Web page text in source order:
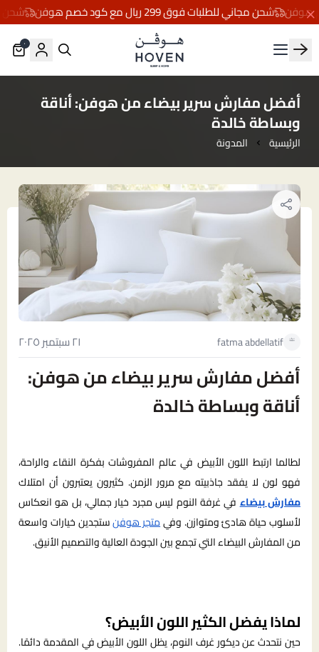
شحن مجاني للطلبات فوق 299 ريال مع كود خصم هوفن شحن مجاني
مفارش هوڤن
٠
أفضل مفارش سرير بيضاء من هوفن: أناقة
وبساطة خالدة
الرئيسية المدونة
fatma abdellatif ٢١ سبتمبر ٢٠٢٥
أفضل مفارش سرير بيضاء من هوفن:
أناقة وبساطة خالدة
لطالما ارتبط اللون الأبيض في عالم المفروشات بفكرة النقاء والراحة،
فهو لون لا يفقد جاذبيته مع مرور الزمن. كثيرون يعتبرون أن امتلاك
مفارش بيضاءفي غرفة النوم ليس مجرد خيار جمالي، بل هو انعكاس
لأسلوب حياة هادئ ومتوازن. وفيمتجر هوفنستجدين خيارات واسعة
من المفارش البيضاء التي تجمع بين الجودة العالية والتصميم الأنيق.
لماذا يفضل الكثير اللون الأبيض؟
حين نتحدث عن ديكور غرف النوم، يظل اللون الأبيض في المقدمة دائمًا.